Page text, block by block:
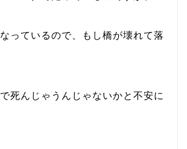
っているので、もし橋が壊れて落
死んじゃうんじゃないかと不安に